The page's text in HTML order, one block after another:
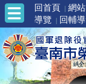
回首頁 網
導覽
回輔